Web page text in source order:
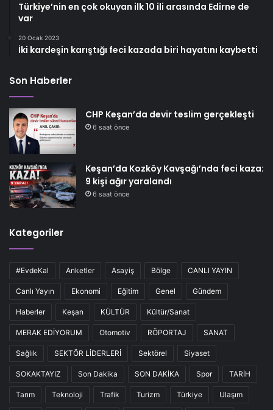
Türkiye’nin en çok okuyan ilk 10 ili arasında Edirne de
var
20 Ocak 2023
İki kardeşin karıştığı feci kazada biri hayatını kaybetti
Son Haberler
CHP Keşan’da devir teslim gerçekleşti
6 saat önce
Keşan’da Kozköy Kavşağı’nda feci kaza:
9 kişi ağır yaralandı
6 saat önce
Kategoriler
#EvdeKal Anketler Asayiş Bölge CANLI YAYIN
Canlı Yayın Ekonomi Eğitim Genel Gündem
Haberler Keşan KÜLTÜR Kültür/Sanat
MERAK EDİYORUM Otomotiv RÖPORTAJ SANAT
Sağlık SEKTÖR LİDERLERİ Sektörel Siyaset
SOKAKTAYIZ Son Dakika SON DAKİKA Spor TARİH
Tarım Teknoloji Trafik Turizm Türkiye Ulaşım